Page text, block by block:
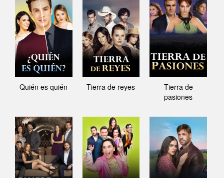
Quién es quién Tierra de reyes
Tierra de
pasiones